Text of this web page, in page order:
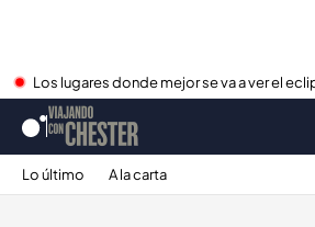
Los lugares donde mejor se va a ver el
Lo último A la carta